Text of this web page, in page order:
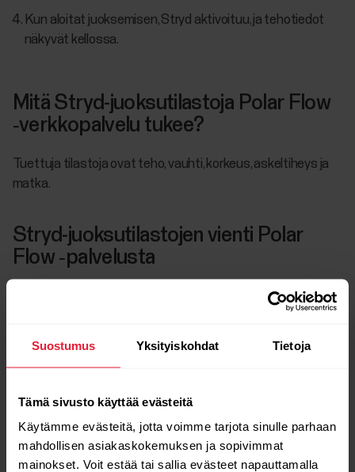
Suostumus Yksityiskohdat Tietoja
Tämä sivusto käyttää evästeitä
Käytämme evästeitä, jotta voimme tarjota sinulle parhaan
mahdollisen asiakaskokemuksen ja sopivimmat
mainokset. Voit estää tai sallia evästeet napauttamalla
Kun aloitat juoksemisen, Stryd aktivoituu, ja tehotiedot
näkyvät kellossa.
Mitä Stryd-juoksutilastoja Polar Flow
‑verkkopalvelu tukee?
Tuettuja tilastoja ovat teho, vauhti, korkeus, askeltiheys ja
matka.
Stryd-juoksutilastojen vienti Polar
Flow ‑palvelusta
Valitse TCX-tiedosto.
Huomaa, että TCX-vienti sisältää vain Flow’ssa esitetyt
tilastot (teho, vauhti, korkeus, askeltiheys ja matka).